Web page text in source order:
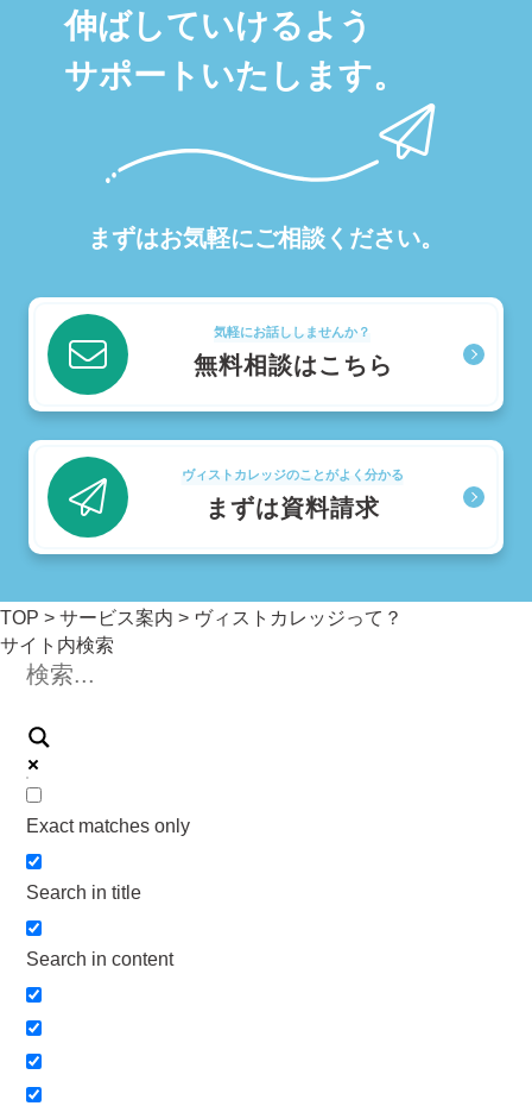
伸ばしていけるよう
サポートいたします。
まずはお気軽にご相談ください。
気軽にお話ししませんか？
無料相談はこちら
ヴィストカレッジのことがよく分かる
まずは資料請求
TOP > サービス案内 > ヴィストカレッジって？
サイト内検索
Exact matches only
Search in title
Search in content